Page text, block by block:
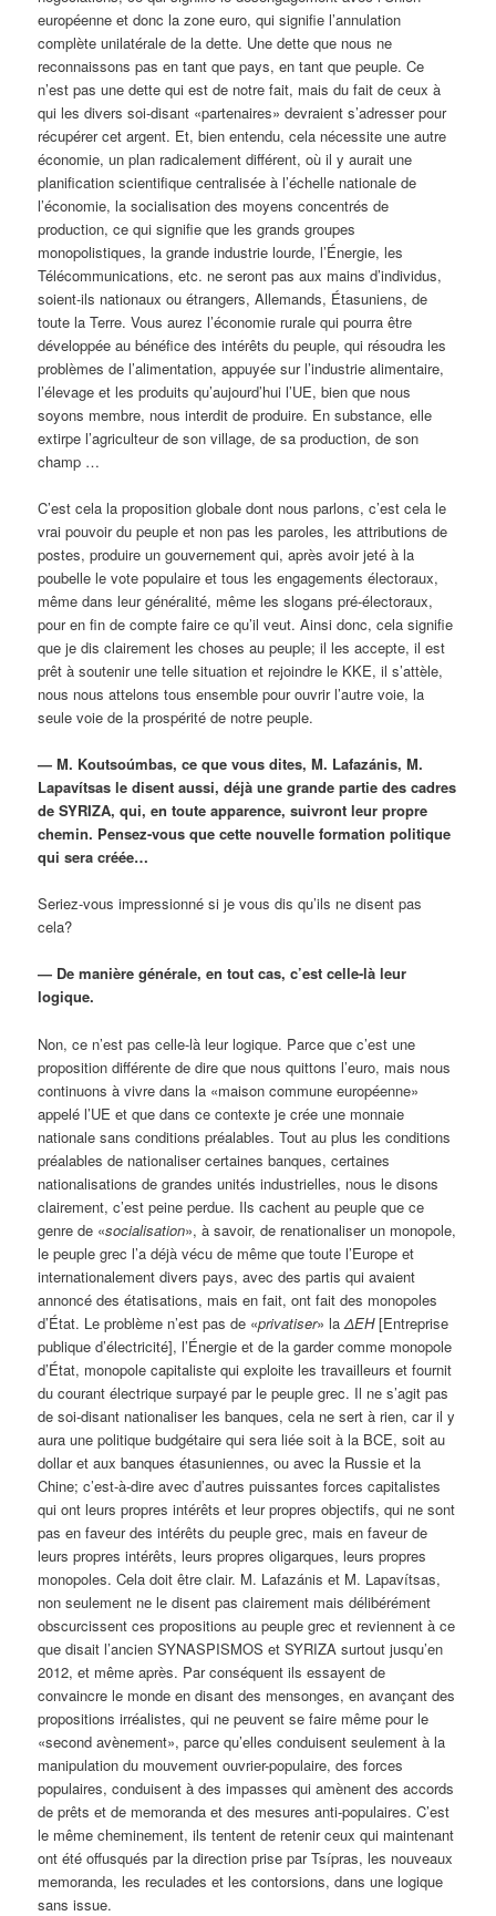
européenne et donc la zone euro, qui signifie l’annulation
complète unilatérale de la dette. Une dette que nous ne
reconnaissons pas en tant que pays, en tant que peuple. Ce
n’est pas une dette qui est de notre fait, mais du fait de ceux à
qui les divers soi-disant «partenaires» devraient s’adresser pour
récupérer cet argent. Et, bien entendu, cela nécessite une autre
économie, un plan radicalement différent, où il y aurait une
planification scientifique centralisée à l’échelle nationale de
l’économie, la socialisation des moyens concentrés de
production, ce qui signifie que les grands groupes
monopolistiques, la grande industrie lourde, l’Énergie, les
Télécommunications, etc. ne seront pas aux mains d’individus,
soient-ils nationaux ou étrangers, Allemands, Étasuniens, de
toute la Terre. Vous aurez l’économie rurale qui pourra être
développée au bénéfice des intérêts du peuple, qui résoudra les
problèmes de l’alimentation, appuyée sur l’industrie alimentaire,
l’élevage et les produits qu’aujourd’hui l’UE, bien que nous
soyons membre, nous interdit de produire. En substance, elle
extirpe l’agriculteur de son village, de sa production, de son
champ …
C’est cela la proposition globale dont nous parlons, c’est cela le
vrai pouvoir du peuple et non pas les paroles, les attributions de
postes, produire un gouvernement qui, après avoir jeté à la
poubelle le vote populaire et tous les engagements électoraux,
même dans leur généralité, même les slogans pré-électoraux,
pour en fin de compte faire ce qu’il veut. Ainsi donc, cela signifie
que je dis clairement les choses au peuple; il les accepte, il est
prêt à soutenir une telle situation et rejoindre le KKE, il s’attèle,
nous nous attelons tous ensemble pour ouvrir l’autre voie, la
seule voie de la prospérité de notre peuple.
— M. Koutsoúmbas, ce que vous dites, M. Lafazánis, M.
Lapavítsas le disent aussi, déjà une grande partie des cadres
de SYRIZA, qui, en toute apparence, suivront leur propre
chemin. Pensez-vous que cette nouvelle formation politique
qui sera créée…
Seriez-vous impressionné si je vous dis qu’ils ne disent pas
cela?
— De manière générale, en tout cas, c’est celle-là leur
logique.
Non, ce n’est pas celle-là leur logique. Parce que c’est une
proposition différente de dire que nous quittons l’euro, mais nous
continuons à vivre dans la «maison commune européenne»
appelé l’UE et que dans ce contexte je crée une monnaie
nationale sans conditions préalables. Tout au plus les conditions
préalables de nationaliser certaines banques, certaines
nationalisations de grandes unités industrielles, nous le disons
clairement, c’est peine perdue. Ils cachent au peuple que ce
genre de «socialisation», à savoir, de renationaliser un monopole,
le peuple grec l’a déjà vécu de même que toute l’Europe et
internationalement divers pays, avec des partis qui avaient
annoncé des étatisations, mais en fait, ont fait des monopoles
d’État. Le problème n’est pas de «privatiser» laΔΕΗ[Entreprise
publique d’électricité], l’Énergie et de la garder comme monopole
d’État, monopole capitaliste qui exploite les travailleurs et fournit
du courant électrique surpayé par le peuple grec. Il ne s’agit pas
de soi-disant nationaliser les banques, cela ne sert à rien, car il y
aura une politique budgétaire qui sera liée soit à la BCE, soit au
dollar et aux banques étasuniennes, ou avec la Russie et la
Chine; c’est-à-dire avec d’autres puissantes forces capitalistes
qui ont leurs propres intérêts et leur propres objectifs, qui ne sont
pas en faveur des intérêts du peuple grec, mais en faveur de
leurs propres intérêts, leurs propres oligarques, leurs propres
monopoles. Cela doit être clair. M. Lafazánis et M. Lapavítsas,
non seulement ne le disent pas clairement mais délibérément
obscurcissent ces propositions au peuple grec et reviennent à ce
que disait l’ancien SYNASPISMOS et SYRIZA surtout jusqu’en
2012, et même après. Par conséquent ils essayent de
convaincre le monde en disant des mensonges, en avançant des
propositions irréalistes, qui ne peuvent se faire même pour le
«second avènement», parce qu’elles conduisent seulement à la
manipulation du mouvement ouvrier-populaire, des forces
populaires, conduisent à des impasses qui amènent des accords
de prêts et de memoranda et des mesures anti-populaires. C’est
le même cheminement, ils tentent de retenir ceux qui maintenant
ont été offusqués par la direction prise par Tsípras, les nouveaux
memoranda, les reculades et les contorsions, dans une logique
sans issue.